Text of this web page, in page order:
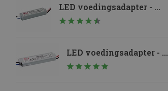
LED voedingsadapter - ...
LED voedingsadapter - ...